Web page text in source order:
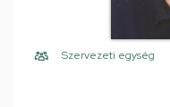
Szervezeti egység